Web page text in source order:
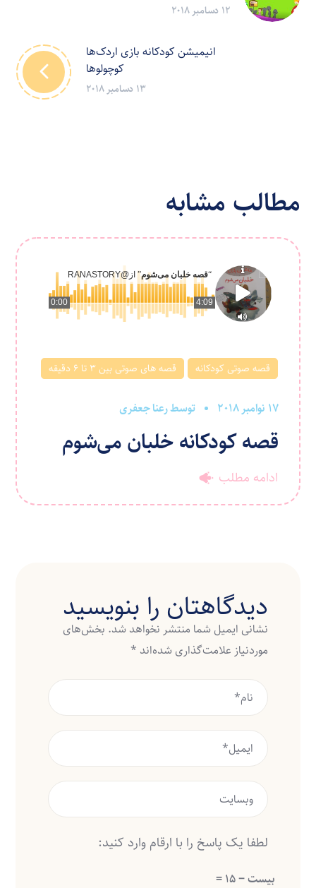
12 دسامبر 2018
انیمیشن کودکانه بازی اردک‌ها
کوچولوها
13 دسامبر 2018
مطالب مشابه
0:00 4:09
“قصه خلبان می‌شوم” از @RANASTORY
قصه صوتی کودکانه قصه های صوتی بین ۳ تا ۶ دقیقه
17 نوامبر 2018 توسطرعنا جعفری
قصه کودکانه خلبان می‌شوم
ادامه مطلب
دیدگاهتان را بنویسید
نشانی ایمیل شما منتشر نخواهد شد. بخش‌های
موردنیاز علامت‌گذاری شده‌اند *
لطفا یک پاسخ را با ارقام وارد کنید:
بیست − 15 =